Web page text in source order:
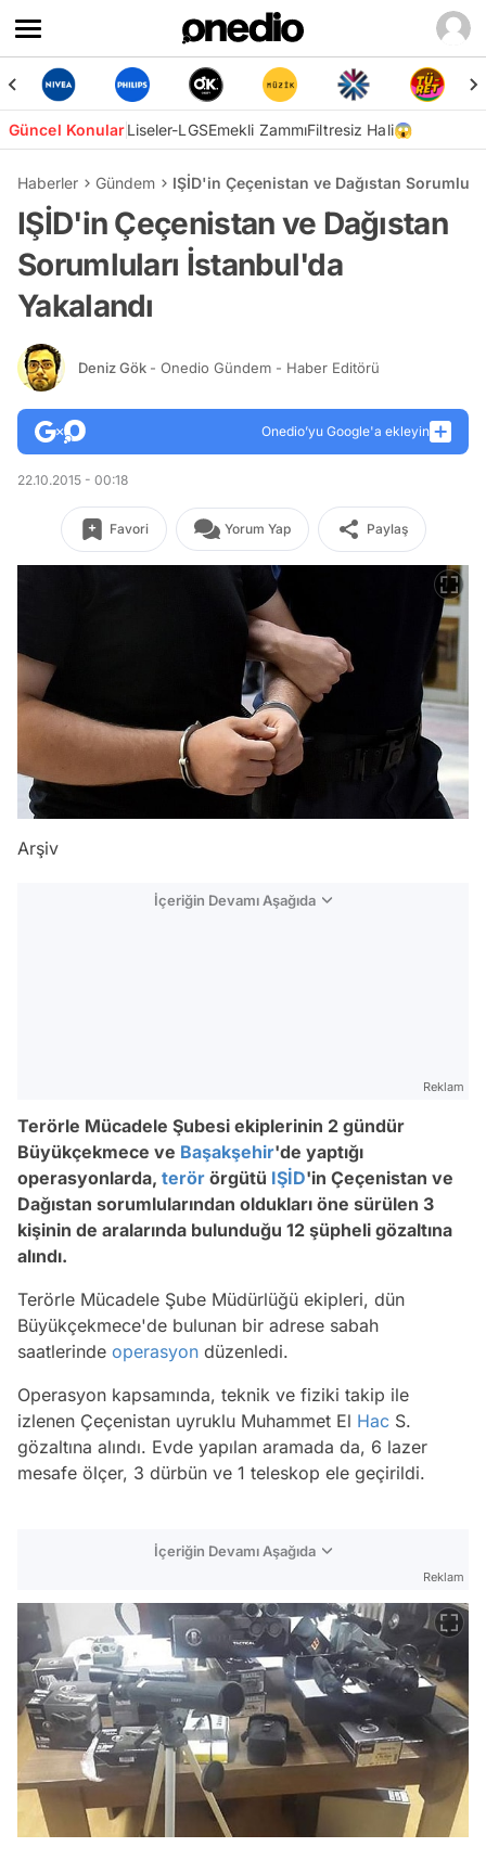
Güncel KonularLiseler-LGSEmekli ZammıFiltresiz Hali😱
Haberler Gündem IŞİD'in Çeçenistan ve Dağıstan
IŞİD'in Çeçenistan ve Dağıstan
Sorumluları İstanbul'da
Yakalandı
Deniz Gök - Onedio Gündem - Haber Editörü
Onedio’yu Google'a ekleyin
22.10.2015 - 00:18
Favori Yorum Yap Paylaş
Arşiv
İçeriğin Devamı Aşağıda
Reklam
Terörle Mücadele Şubesi ekiplerinin 2 gündür
Büyükçekmece ve Başakşehir'de yaptığı
operasyonlarda, terör örgütü IŞİD'in Çeçenistan ve
Dağıstan sorumlularından oldukları öne sürülen 3
kişinin de aralarında bulunduğu 12 şüpheli gözaltına
alındı.
Terörle Mücadele Şube Müdürlüğü ekipleri, dün
Büyükçekmece'de bulunan bir adrese sabah
saatlerinde operasyon düzenledi.
Operasyon kapsamında, teknik ve fiziki takip ile
izlenen Çeçenistan uyruklu Muhammet El Hac S.
gözaltına alındı. Evde yapılan aramada da, 6 lazer
mesafe ölçer, 3 dürbün ve 1 teleskop ele geçirildi.
İçeriğin Devamı Aşağıda
Reklam